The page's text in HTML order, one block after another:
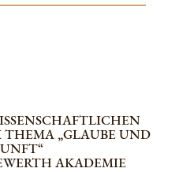
THEMA „GLAUBE UND
AKADEMIE